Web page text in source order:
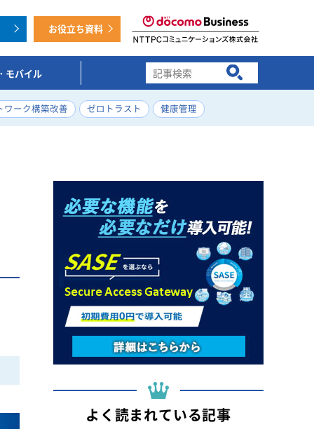
お役立ち資料
モバイル 検索キーワード入力
ワーク構築改善 ゼロトラスト
健康管理
よく読まれている記事